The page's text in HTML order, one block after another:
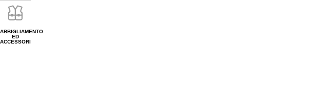
ABBIGLIAMENTO
ED
ACCESSORI